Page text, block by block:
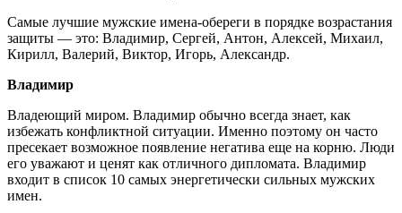
Самые лучшие мужские имена-обереги в порядке возрастания
защиты — это: Владимир, Сергей, Антон, Алексей, Михаил,
Кирилл, Валерий, Виктор, Игорь, Александр.
Владимир
Владеющий миром. Владимир обычно всегда знает, как
избежать конфликтной ситуации. Именно поэтому он часто
пресекает возможное появление негатива еще на корню. Люди
его уважают и ценят как отличного дипломата. Владимир
входит в список 10 самых энергетически сильных мужских
имен.